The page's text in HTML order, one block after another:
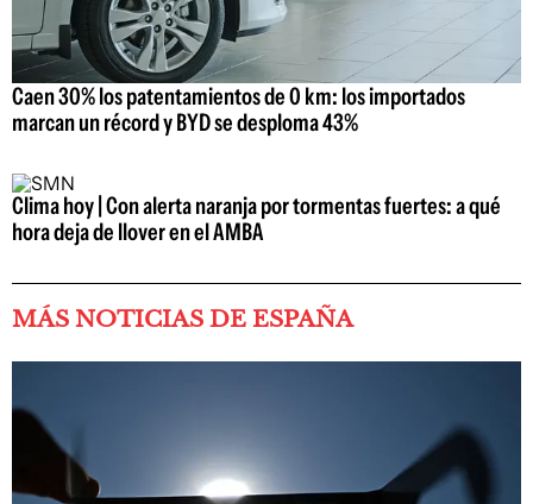
Caen 30% los patentamientos de 0 km: los importados
marcan un récord y BYD se desploma 43%
Clima hoy | Con alerta naranja por tormentas fuertes: a qué
hora deja de llover en el AMBA
MÁS NOTICIAS DE ESPAÑA